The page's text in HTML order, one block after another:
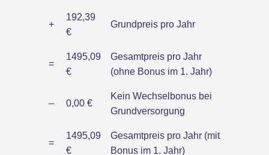
+
192,39
€
Grundpreis pro Jahr
=
1495,09
€
Gesamtpreis pro Jahr
(ohne Bonus im 1. Jahr)
– 0,00 €
Kein Wechselbonus bei
Grundversorgung
=
1495,09
€
Gesamtpreis pro Jahr (mit
Bonus im 1. Jahr)